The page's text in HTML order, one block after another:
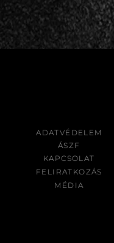
ADATVÉDELEM
ÁSZF
KAPCSOLAT
FELIRATKOZÁS
MÉDIA